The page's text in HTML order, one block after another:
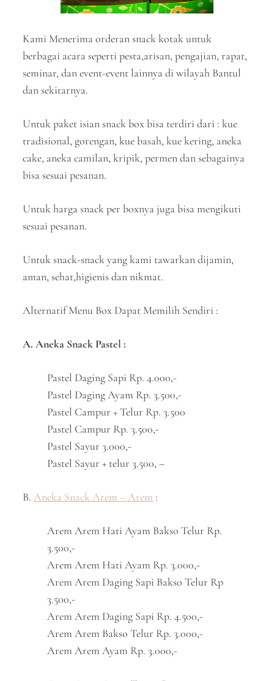
Kami Menerima orderan snack kotak untuk
berbagai acara seperti pesta,arisan, pengajian, rapat,
seminar, dan event-event lainnya di wilayah Bantul
dan sekitarnya.
Untuk paket isian snack box bisa terdiri dari : kue
tradisional, gorengan, kue basah, kue kering, aneka
cake, aneka camilan, kripik, permen dan sebagainya
bisa sesuai pesanan.
Untuk harga snack per boxnya juga bisa mengikuti
sesuai pesanan.
Untuk snack-snack yang kami tawarkan dijamin,
aman, sehat,higienis dan nikmat.
Alternatif Menu Box Dapat Memilih Sendiri :
A. Aneka Snack Pastel :
Pastel Daging Sapi Rp. 4.000,-
Pastel Daging Ayam Rp. 3.500,-
Pastel Campur + Telur Rp. 3.500
Pastel Campur Rp. 3.500,-
Pastel Sayur 3.000,-
Pastel Sayur + telur 3.500, –
B.Aneka Snack Arem – Arem :
Arem Arem Hati Ayam Bakso Telur Rp.
3.500,-
Arem Arem Hati Ayam Rp. 3.000,-
Arem Arem Daging Sapi Bakso Telur Rp
3.500,-
Arem Arem Daging Sapi Rp. 4.500,-
Arem Arem Bakso Telur Rp. 3.000,-
Arem Arem Ayam Rp. 3.000,-